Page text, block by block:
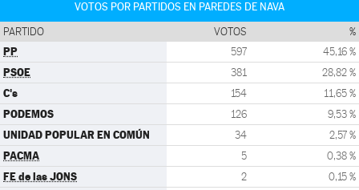
VOTOS POR PARTIDOS EN PAREDES DE NAVA
PARTIDO VOTOS %
PP 597 45,16 %
PSOE 381 28,82 %
C's 154 11,65 %
PODEMOS 126 9,53 %
UNIDAD POPULAR EN COMÚN 34 2,57 %
PACMA 5 0,38 %
FE de las JONS 2 0,15 %